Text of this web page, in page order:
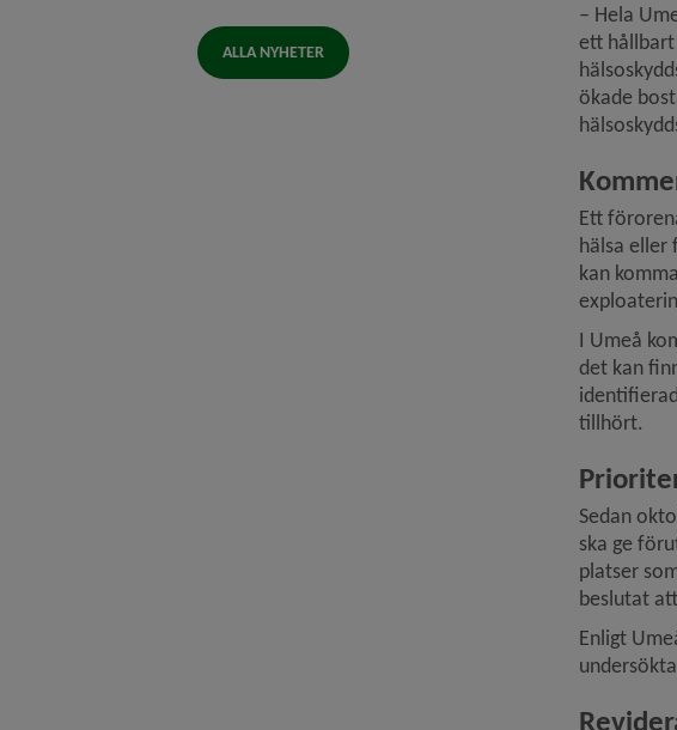
ALLA NYHETER
– Hela
ett
ökade
Ett
hälsa eller
kan
I Umeå
det kan
tillhört.
Sedan
ska ge
platser
beslutat
Enligt